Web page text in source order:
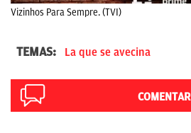
Vizinhos Para Sempre. (TVI)
TEMAS: La que se avecina
COMENTAR